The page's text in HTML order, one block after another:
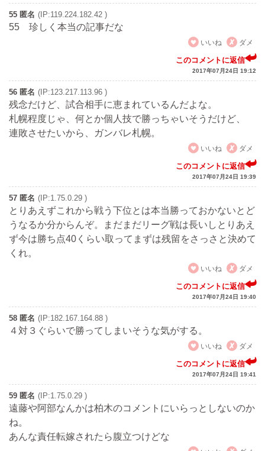
55 匿名 (IP:119.224.182.42 )
55 珍しく本当の記事だな
いいね
ダメ
このコメントに返信
2017年07月24日 19:12
56 匿名 (IP:123.217.113.96 )
残念だけど、試合相手に恵まれているんだよな。
札幌程度じゃ、何とか個人技で勝っちゃいそうだけど、
連敗させたいから、ガンバレ札幌。
いいね
ダメ
このコメントに返信
2017年07月24日 19:39
57 匿名 (IP:1.75.0.29 )
とりあえずこれから戦う下位とは本当勝っておかないとど
うなるか分からんぞ。まだまだリーグ戦は長いしとりあえ
ず今は勝ち点40くらい取ってまずは残留をさっさと決めて
くれ。
いいね
ダメ
このコメントに返信
2017年07月24日 19:40
58 匿名 (IP:182.167.164.88 )
４対３ぐらいで勝ってしまいそうな気がする。
いいね
ダメ
このコメントに返信
2017年07月24日 19:41
59 匿名 (IP:1.75.0.29 )
遠藤や阿部なんかは柏木のコメントにいらっとしないのか
ね。
あんな責任転嫁されたら腹立つけどな